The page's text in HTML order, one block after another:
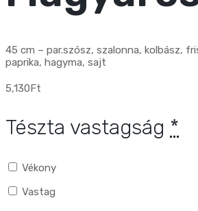
45 cm – par.szósz, szalonna, kolbász,
paprika, hagyma, sajt
5,130Ft
Tészta vastagság *
Vékony
Vastag